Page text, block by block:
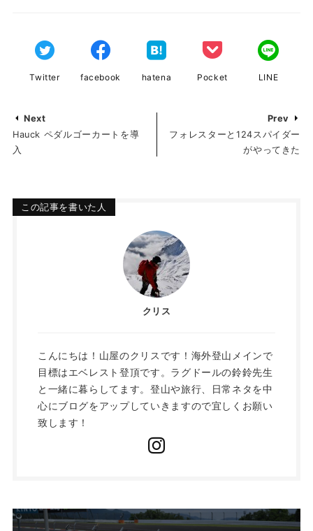
Twitter facebook hatena Pocket LINE
Next
Hauck ペダルゴーカートを導
入
Prev
フォレスターと124スパイダー
がやってきた
この記事を書いた人
クリス
こんにちは！山屋のクリスです！海外登山メインで
目標はエベレスト登頂です。ラグドールの鈴鈴先生
と一緒に暮らしてます。登山や旅行、日常ネタを中
心にブログをアップしていきますので宜しくお願い
致します！